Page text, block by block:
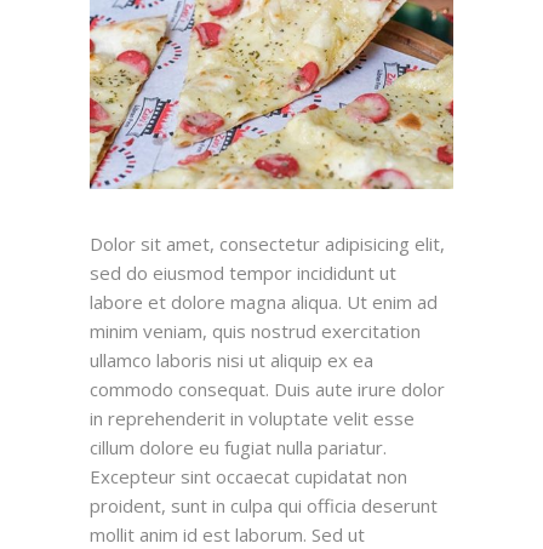
Dolor sit amet, consectetur adipisicing elit,
sed do eiusmod tempor incididunt ut
labore et dolore magna aliqua. Ut enim ad
minim veniam, quis nostrud exercitation
ullamco laboris nisi ut aliquip ex ea
commodo consequat. Duis aute irure dolor
in reprehenderit in voluptate velit esse
cillum dolore eu fugiat nulla pariatur.
Excepteur sint occaecat cupidatat non
proident, sunt in culpa qui officia deserunt
mollit anim id est laborum. Sed ut